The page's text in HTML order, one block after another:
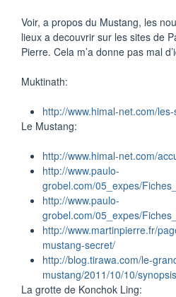
Voir, a propos du Mustang, les
lieux a decouvrir sur les sites de
Pierre. Cela m’a donne pas mal
Muktinath:
http://www.himal-net.com/
Le Mustang:
http://www.himal-net.com/
http://www.paulo-
grobel.com/05_expes/
http://www.paulo-
grobel.com/05_expes/
http://www.martinpierre.fr/
mustang-secret/
http://blog.tirawa.com/le-
mustang/2011/10/10/
La grotte de Konchok Ling: